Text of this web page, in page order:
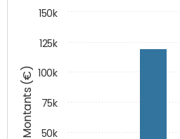
Montants (€) 50k
75k
100k
125k
150k